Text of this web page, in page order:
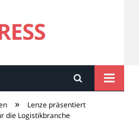
PRESS
»
Lenze präsentiert
die Logistikbranche